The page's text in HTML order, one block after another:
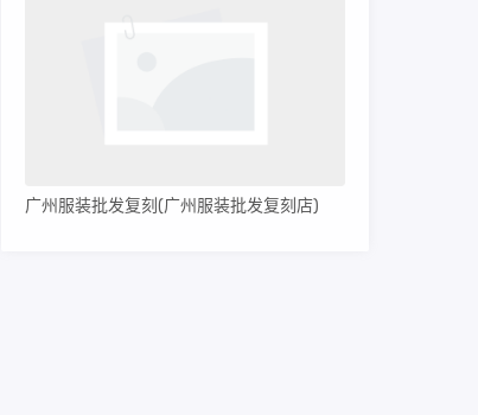
广州服装批发复刻(广州服装批发复刻店)